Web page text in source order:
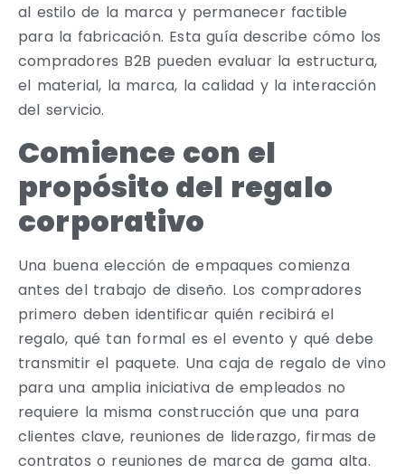
al estilo de la marca y permanecer factible
para la fabricación. Esta guía describe cómo los
compradores B2B pueden evaluar la estructura,
el material, la marca, la calidad y la interacción
del servicio.
Comience con el
propósito del regalo
corporativo
Una buena elección de empaques comienza
antes del trabajo de diseño. Los compradores
primero deben identificar quién recibirá el
regalo, qué tan formal es el evento y qué debe
transmitir el paquete. Una caja de regalo de vino
para una amplia iniciativa de empleados no
requiere la misma construcción que una para
clientes clave, reuniones de liderazgo, firmas de
contratos o reuniones de marca de gama alta.